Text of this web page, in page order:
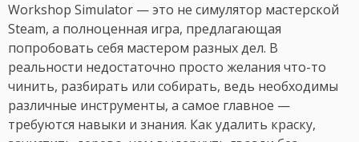
Workshop Simulator — это не симулятор мастерской
Steam, а полноценная игра, предлагающая
попробовать себя мастером разных дел. В
реальности недостаточно просто желания что-то
чинить, разбирать или собирать, ведь необходимы
различные инструменты, а самое главное —
требуются навыки и знания. Как удалить краску,